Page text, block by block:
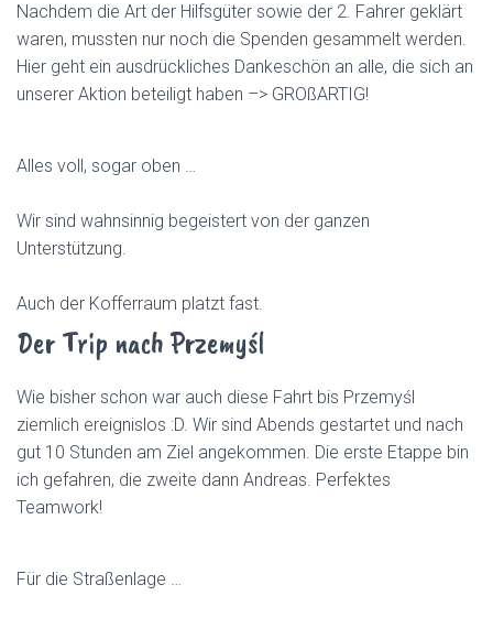
Nachdem die Art der Hilfsgüter sowie der 2. Fahrer geklärt
waren, mussten nur noch die Spenden gesammelt werden.
Hier geht ein ausdrückliches Dankeschön an alle, die sich an
unserer Aktion beteiligt haben –> GROßARTIG!
Alles voll, sogar oben …
Wir sind wahnsinnig begeistert von der ganzen
Unterstützung.
Auch der Kofferraum platzt fast.
Der Trip nach Przemyśl
Wie bisher schon war auch diese Fahrt bis Przemyśl
ziemlich ereignislos :D. Wir sind Abends gestartet und nach
gut 10 Stunden am Ziel angekommen. Die erste Etappe bin
ich gefahren, die zweite dann Andreas. Perfektes
Teamwork!
Für die Straßenlage …